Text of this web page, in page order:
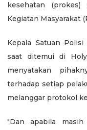
kesehatan (prokes)
Kegiatan Masyarakat
Kepala Satuan
saat ditemui di
menyatakan
terhadap setiap
melanggar protokol
"Dan apabila